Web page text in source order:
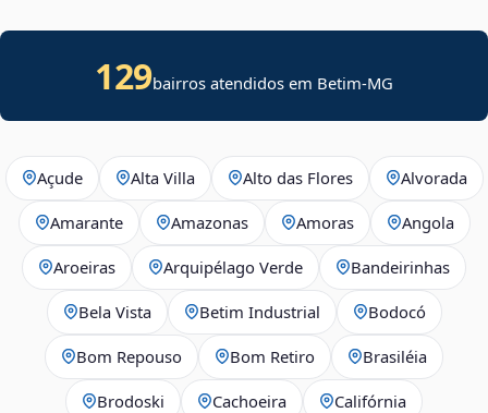
129bairros atendidos em Betim-MG
Açude Alta Villa Alto das Flores Alvorada
Amarante Amazonas Amoras Angola
Aroeiras Arquipélago Verde Bandeirinhas
Bela Vista Betim Industrial Bodocó
Bom Repouso Bom Retiro Brasiléia
Brodoski Cachoeira Califórnia